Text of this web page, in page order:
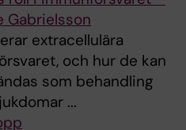
Gabrielsson
extracellulära
och hur de kan
som behandling
...